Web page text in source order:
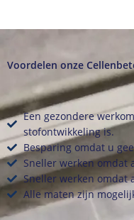
Voordelen onze
Een gezondere
stofontwikkeling is.
Besparing omdat u
Sneller werken omdat
Sneller werken omdat
Alle maten zijn